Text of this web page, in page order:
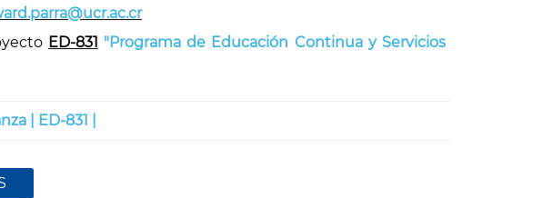
ED-831 "Programa de Educación Continua y Servicios
| ED-831 |